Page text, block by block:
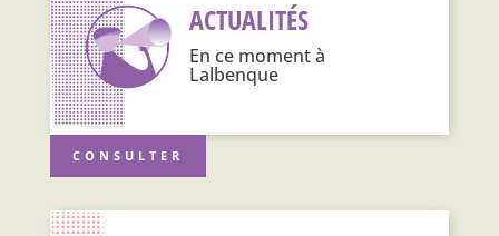
ACTUALITÉS
En ce moment à
Lalbenque
CONSULTER